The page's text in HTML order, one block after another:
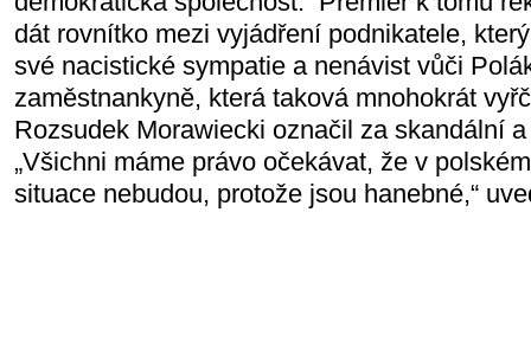
dát rovnítko mezi vyjádření podnikatele,
své nacistické sympatie a nenávist vůči
zaměstnankyně, která taková mnohokrát
Rozsudek Morawiecki označil za skandální
„Všichni máme právo očekávat, že v
situace nebudou, protože jsou hanebné,“